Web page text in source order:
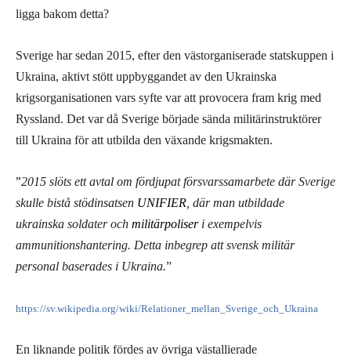
ligga bakom detta?
Sverige har sedan 2015, efter den västorganiserade statskuppen i
Ukraina, aktivt stött uppbyggandet av den Ukrainska
krigsorganisationen vars syfte var att provocera fram krig med
Ryssland. Det var då Sverige började sända militärinstruktörer
till Ukraina för att utbilda den växande krigsmakten.
”2015 slöts ett avtal om fördjupat försvarssamarbete där Sverige
skulle bistå stödinsatsen UNIFIER , där man utbildade
ukrainska soldater och militärpoliser i exempelvis
ammunitionshantering. Detta inbegrep att svensk militär
personal baserades i Ukraina.”
https://sv.wikipedia.org/wiki/Relationer_mellan_Sverige_och_Ukraina
En liknande politik fördes av övriga västallierade